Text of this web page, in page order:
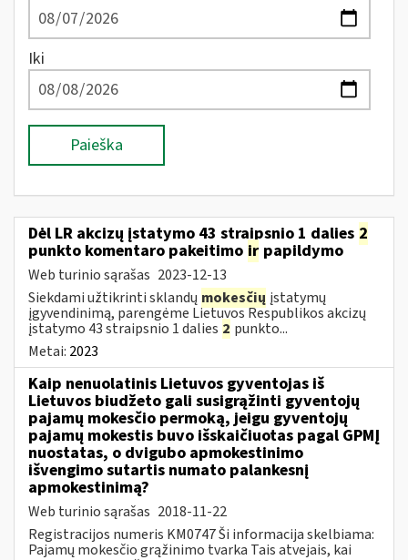
Iki
Paieška
Dėl LR akcizų įstatymo 43 straipsnio 1 dalies 2
punkto komentaro pakeitimo ir papildymo
Web turinio sąrašas 2023-12-13
Siekdami užtikrinti sklandų mokesčių įstatymų
įgyvendinimą, parengėme Lietuvos Respublikos akcizų
įstatymo 43 straipsnio 1 dalies 2 punkto...
Metai: 2023
Kaip nenuolatinis Lietuvos gyventojas iš
Lietuvos biudžeto gali susigrąžinti gyventojų
pajamų mokesčio permoką, jeigu gyventojų
pajamų mokestis buvo išskaičiuotas pagal GPMĮ
nuostatas, o dvigubo apmokestinimo
išvengimo sutartis numato palankesnį
apmokestinimą?
Web turinio sąrašas 2018-11-22
Registracijos numeris KM0747 Ši informacija skelbiama:
Pajamų mokesčio grąžinimo tvarka Tais atvejais, kai